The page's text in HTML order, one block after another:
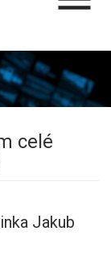
celé
Jakub